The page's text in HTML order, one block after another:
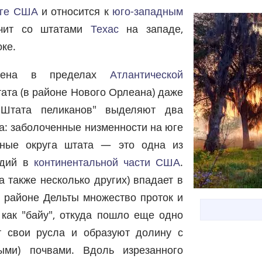
СШАи относится к юго-западным
со штатами Техасна западе,
в пределах Атлантической
(в районе Нового Орлеана) даже
пеликанов" выделяют два
заболоченные низменности на юге
округа штата — это одна из
в континентальной части США.
также несколько других) впадает в
Дельты множество проток и
"байу", откуда пошло еще одно
свои русла и образуют долину с
почвами. Вдоль изрезанного